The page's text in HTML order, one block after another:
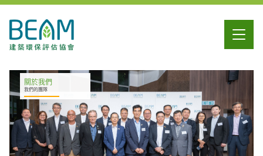
關於我們
我們的團隊